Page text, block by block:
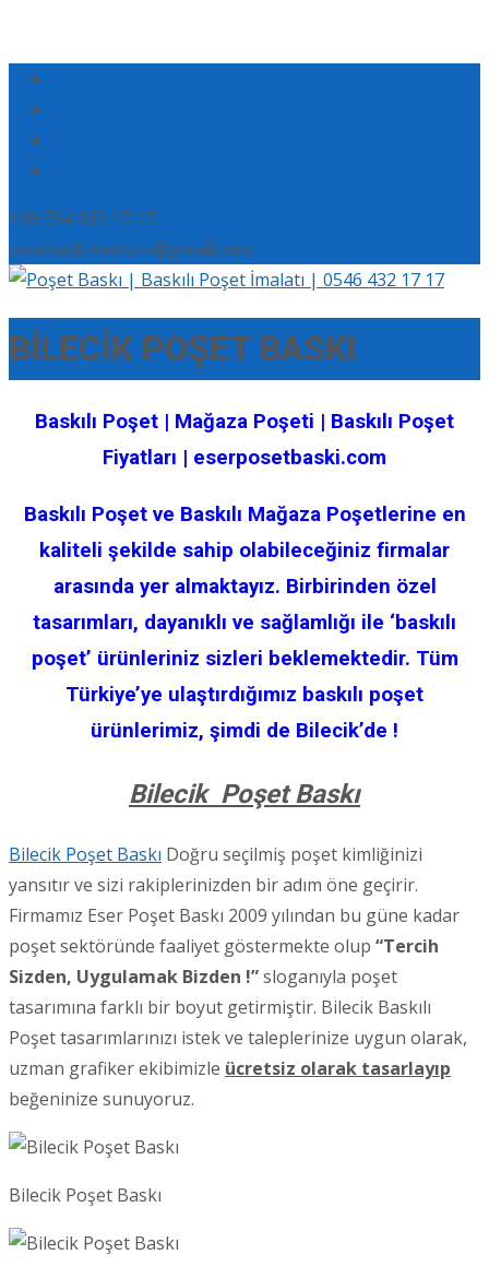
+90 554 165 17 17
eserbaskimerkezi@gmail.com
BİLECİK POŞET BASKI
Baskılı Poşet | Mağaza Poşeti | Baskılı Poşet
Fiyatları | eserposetbaski.com
Baskılı Poşet ve Baskılı Mağaza Poşetlerine en
kaliteli şekilde sahip olabileceğiniz firmalar
arasında yer almaktayız. Birbirinden özel
tasarımları, dayanıklı ve sağlamlığı ile ‘baskılı
poşet’ ürünleriniz sizleri beklemektedir. Tüm
Türkiye’ye ulaştırdığımız baskılı poşet
ürünlerimiz, şimdi de Bilecik’de !
Bilecik Poşet Baskı
Bilecik Poşet Baskı Doğru seçilmiş poşet kimliğinizi
yansıtır ve sizi rakiplerinizden bir adım öne geçirir.
Firmamız Eser Poşet Baskı 2009 yılından bu güne kadar
poşet sektöründe faaliyet göstermekte olup “Tercih
Sizden, Uygulamak Bizden !”sloganıyla poşet
tasarımına farklı bir boyut getirmiştir. Bilecik Baskılı
Poşet tasarımlarınızı istek ve taleplerinize uygun olarak,
uzman grafiker ekibimizle ücretsiz olarak tasarlayıp
beğeninize sunuyoruz.
Bilecik Poşet Baskı